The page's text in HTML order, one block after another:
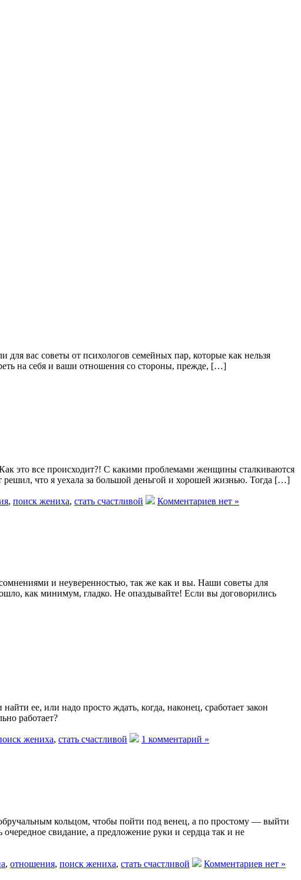
вас советы от психологов семейных пар, которые как нельзя
на себя и ваши отношения со стороны, прежде, […]
это все происходит?! С какими проблемами женщины сталкиваются
решил, что я уехала за большой деньгой и хорошей жизнью. Тогда […]
, поиск жениха, стать счастливой
Комментариев нет »
сомнениями и неуверенностью, так же как и вы. Наши советы для
как минимум, гладко. Не опаздывайте! Если вы договорились
ее, или надо просто ждать, когда, наконец, сработает закон
работает?
жениха, стать счастливой
1 комментарий »
кольцом, чтобы пойти под венец, а по простому — выйти
свидание, а предложение руки и сердца так и не
, отношения, поиск жениха, стать счастливой
Комментариев нет »